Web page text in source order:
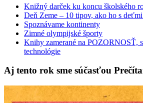
Knižný darček ku koncu školského
Deň Zeme – 10 tipov, ako ho s
Spoznávame kontinenty
Zimné olympijské športy
Knihy zamerané na POZORNOSŤ,
technológie
Aj tento rok sme súčasťou